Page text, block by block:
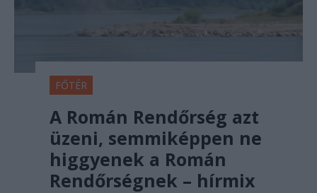
FŐTÉR
A Román Rendőrség azt
üzeni, semmiképpen ne
higgyenek a Román
Rendőrségnek – hírmix